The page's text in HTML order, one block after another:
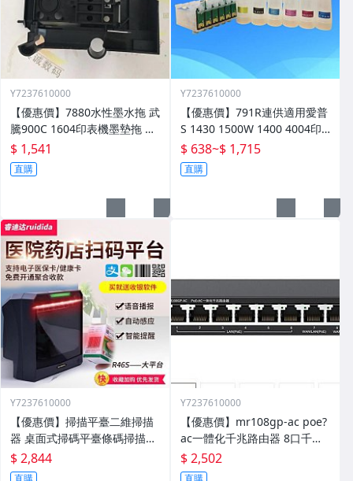
Y7237610000
【優惠價】7880水性墨水拖 武
騰900C 1604印表機墨墊拖 設
備配件 墨水託零件
$ 1,541
直購
Y7237610000
【優惠價】791R連供適用愛普
S 1430 1500W 1400 4004印
表機墨水盒晶片連供
$ 638~$ 1,715
直購
Y7237610000
【優惠價】掃描平臺二維掃描
器 桌面式掃碼平臺條碼掃描器
手機支付超市收銀
$ 2,844
Y7237610000
【優惠價】mr108gp-ac poe?
ac一體化千兆路由器 8口千兆
一體化機 108gp
$ 2,502